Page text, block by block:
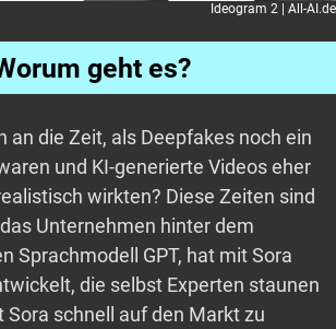
Ideogram 2 | All-AI.de
geht es?
an die Zeit, als Deepfakes noch ein
und KI-generierte Videos eher
wirkten? Diese Zeiten sind
Unternehmen hinter dem
Sprachmodell GPT, hat mit Sora
die selbst Experten staunen
Sora schnell auf den Markt zu